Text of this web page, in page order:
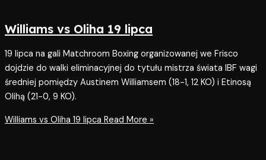
Williams vs Oliha 19 lipca
19 lipca na gali Matchroom Boxing organizowanej we Frisco
dojdzie do walki eliminacyjnej do tytułu mistrza świata IBF wagi
średniej pomiędzy Austinem Williamsem (18-1, 12 KO) i Etinosą
Olihą (21-0, 9 KO).
Williams vs Oliha 19 lipca Read More »